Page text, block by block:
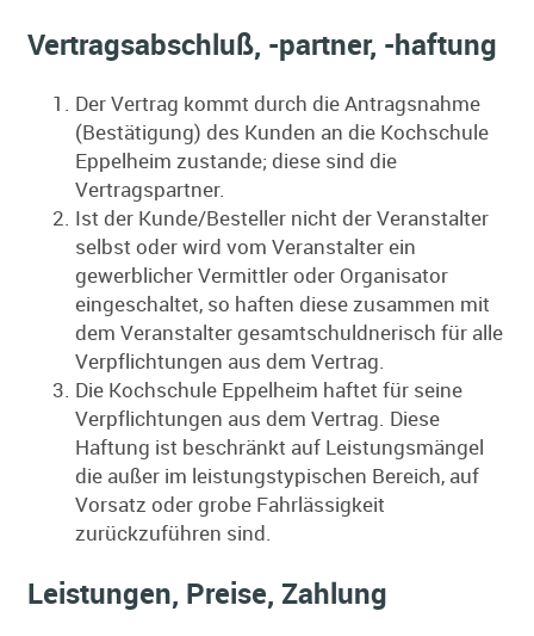
Vertragsabschluß, -partner, -haftung
Der Vertrag kommt durch die Antragsnahme
(Bestätigung) des Kunden an die Kochschule
Eppelheim zustande; diese sind die
Vertragspartner.
Ist der Kunde/Besteller nicht der Veranstalter
selbst oder wird vom Veranstalter ein
gewerblicher Vermittler oder Organisator
eingeschaltet, so haften diese zusammen mit
dem Veranstalter gesamtschuldnerisch für alle
Verpflichtungen aus dem Vertrag.
Die Kochschule Eppelheim haftet für seine
Verpflichtungen aus dem Vertrag. Diese
Haftung ist beschränkt auf Leistungsmängel
die außer im leistungstypischen Bereich, auf
Vorsatz oder grobe Fahrlässigkeit
zurückzuführen sind.
Leistungen, Preise, Zahlung